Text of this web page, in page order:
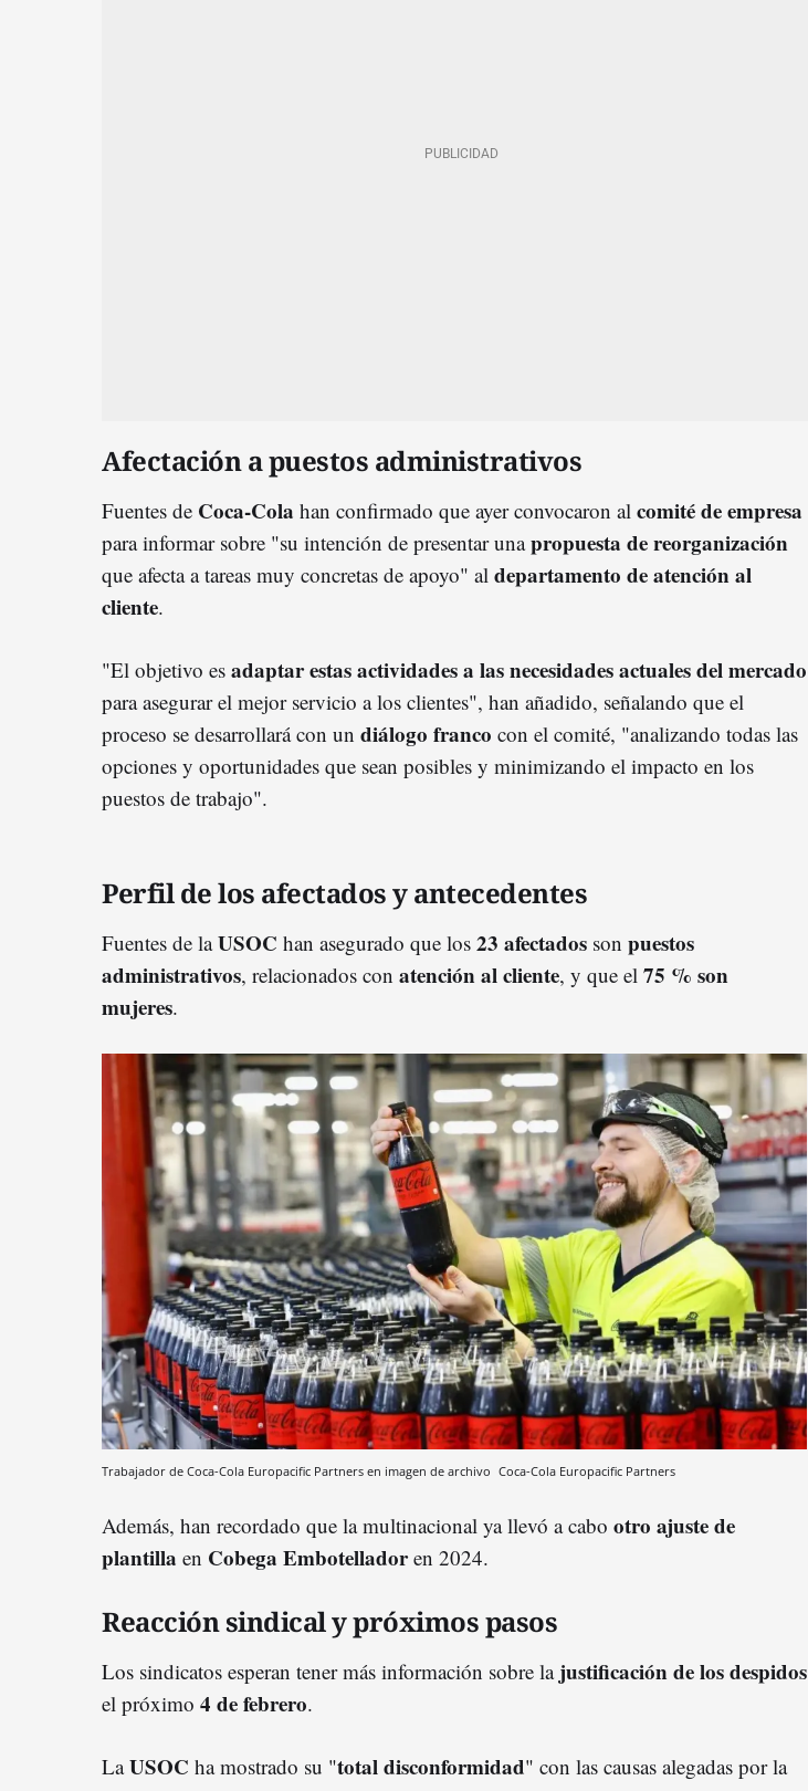
Afectación a puestos administrativos
Fuentes de Coca-Cola han confirmado que ayer convocaron al comité de empresa
para informar sobre "su intención de presentar unapropuesta de reorganización
que afecta a tareas muy concretas de apoyo" al departamento de atención al
cliente.
"El objetivo es adaptar estas actividades a las necesidades actuales del mercado
para asegurar el mejor servicio a los clientes", han añadido, señalando que el
proceso se desarrollará con un diálogo franco con el comité, "analizando todas las
opciones y oportunidades que sean posibles y minimizando el impacto en los
puestos de trabajo".
Perfil de los afectados y antecedentes
Fuentes de laUSOC han asegurado que los 23 afectados son puestos
administrativos, relacionados con atención al cliente, y que el 75 % son
mujeres.
Trabajador de Coca-Cola Europacific Partners en imagen de archivo Coca-Cola Europacific Partners
Además, han recordado que la multinacional ya llevó a cabo otro ajuste de
plantilla en Cobega Embotelladoren 2024.
Reacción sindical y próximos pasos
Los sindicatos esperan tener más información sobre la justificación de los despidos
el próximo 4 de febrero.
LaUSOC ha mostrado su "total disconformidad" con las causas alegadas por la